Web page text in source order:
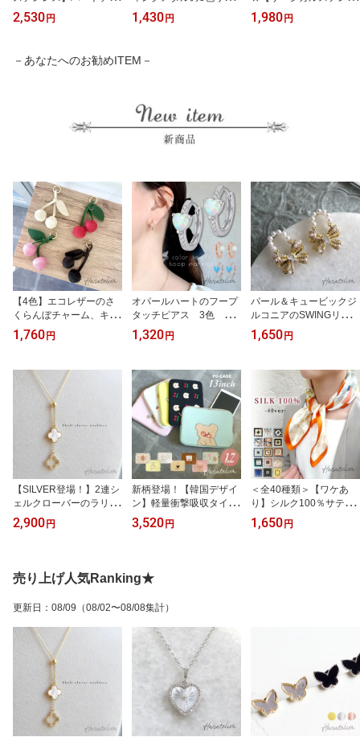
ームのチェーンネックレ
ス nec015 ステンレス
対応 ステンレスネックレ
ス 316L 18KGP 18Kメッ
2,530 円
グ 4サイズ 太さも選べ
る rin031 サージカルス
ゴールド ピンクゴールド
1,430 円
ス】ローマ数字リングと
キュービックジルコニア
1,980 円
－あなたへのお勧めITEM－
【4色】エコレザーのさ
くらんぼチャーム、キー
ホルダー、バッグチャー
ム acc012 【定形外配
ザー スマホチャーム
推し活カラー 推しカラ
ー チェリーフルーツ
1,760 円
オパールハートのフープ
タッチピアス 3色 pie
083 ＜加工不可＞ UR
1,320 円
パール＆キュービックジ
ルコニアのSWINGリボン
ピアス pie165
1,650 円
【SILVER登場！】2連シ
ェルクローバーのラリエ
ットネックレス・スライ
ドボールで調節自在（ne
クセサリー UR
2,900 円
新柄登場！【韓国デザイ
ン】軽量衝撃吸収タイ
プ！くま＆レモネードパ
ソコンケース 13インチ
無料】※返品交換不可
可愛い柄 小学生 韓国雑
トパソコンケース ipadケ
ース 防水 軽量 収納 大容
3,520 円
＜全40種類＞【ワケあ
り】シルク100％サテン
スカーフミニサイズ（53
cm）【メール便OK】acc
1,650 円
売り上げ人気Ranking★
更新日 ： 08/09 （08/02〜08/08集計）